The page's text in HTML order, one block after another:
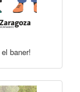
baner!